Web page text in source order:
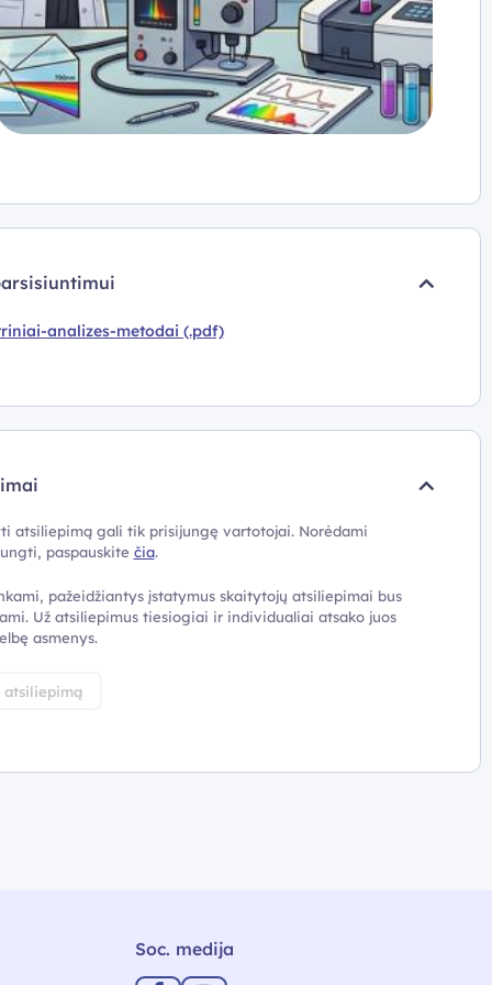
analizes-metodai (.pdf)
atsiliepimą gali tik prisijungę vartotojai. Norėdami
paspauskite čia.
pažeidžiantys įstatymus skaitytojų atsiliepimai bus
Už atsiliepimus tiesiogiai ir individualiai atsako juos
asmenys.
atsiliepimą
Soc. medija